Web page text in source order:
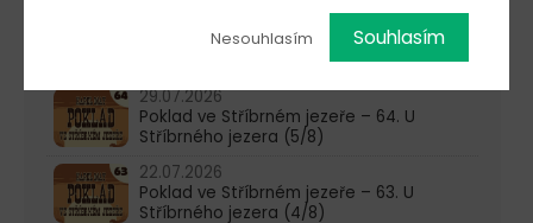
Poklad ve Stříbrném jezeře – 65. U
29.07.2026
Poklad ve Stříbrném jezeře – 64. U
Stříbrného jezera (5/8)
22.07.2026
Poklad ve Stříbrném jezeře – 63. U
Stříbrného jezera (4/8)
Nesouhlasím Souhlasím